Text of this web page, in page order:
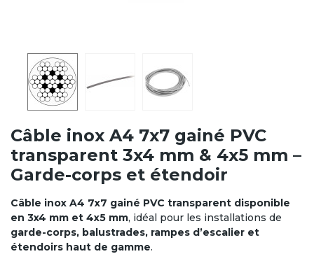
Câble inox A4 7x7 gainé PVC
transparent 3x4 mm & 4x5 mm –
Garde-corps et étendoir
Câble inox A4 7x7 gainé PVC transparent disponible
en 3x4 mm et 4x5 mm, idéal pour les installations de
garde-corps, balustrades, rampes d’escalier et
étendoirs haut de gamme.